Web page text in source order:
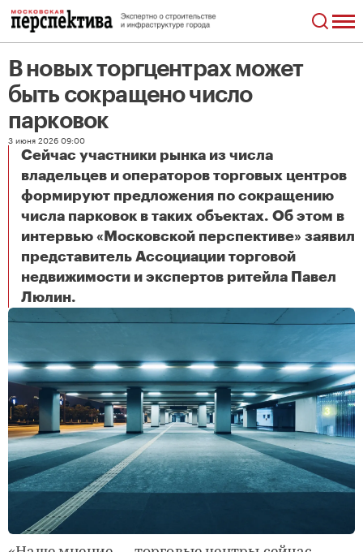
В новых торгцентрах может
быть сокращено число
парковок
3 июня 2026 09:00
Сейчас участники рынка из числа
владельцев и операторов торговых центров
формируют предложения по сокращению
числа парковок в таких объектах. Об этом в
интервью «Московской перспективе» заявил
представитель Ассоциации торговой
недвижимости и экспертов ритейла Павел
Люлин.